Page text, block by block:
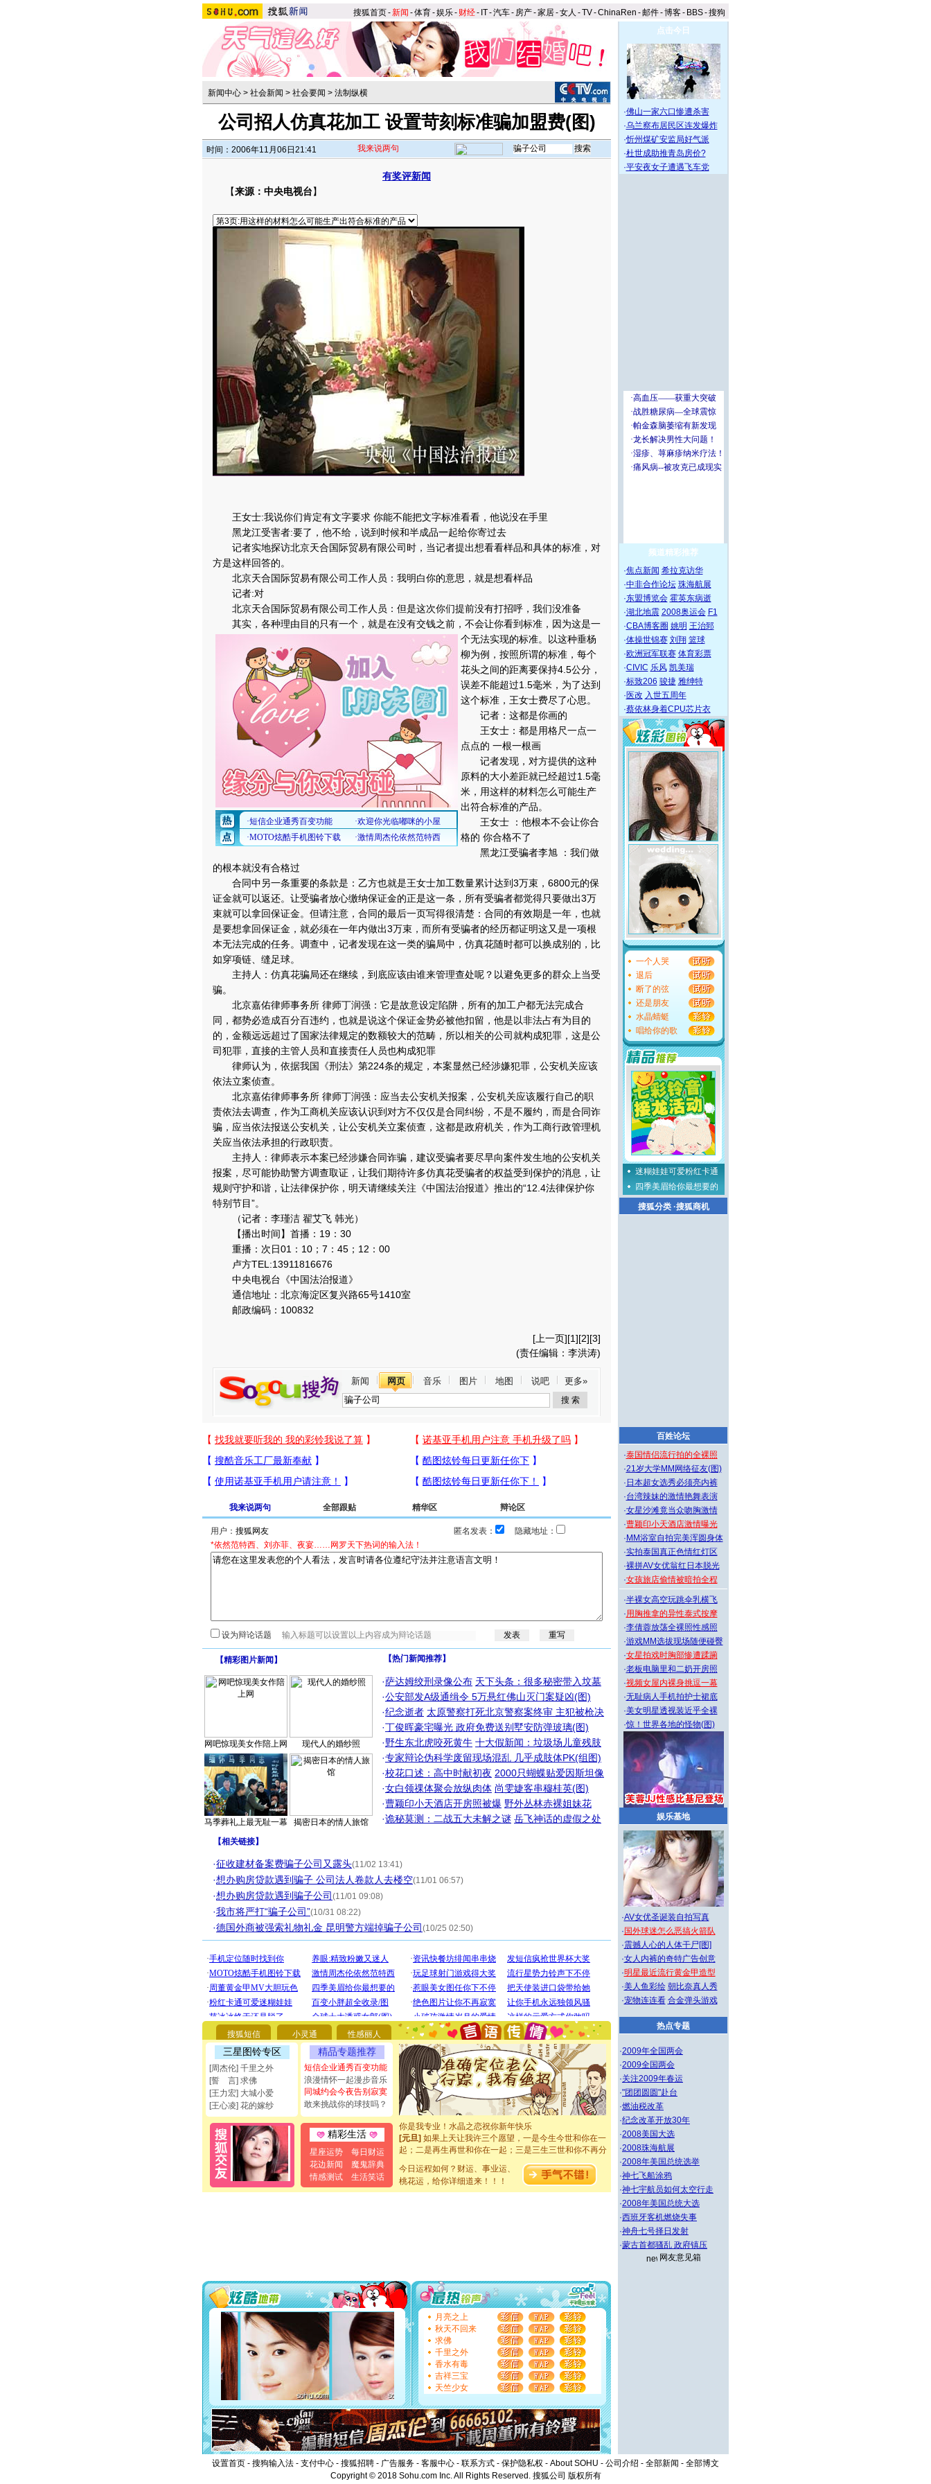
搜狐首页-新闻 -体育-娱乐- 财经- IT-汽车- 房产-家居-女人 -TV-ChinaRen -邮件-博客- BBS-搜狗
新闻中心 > 社会新闻 > 社会要闻 > 法制纵横
公司招人仿真花加工 设置苛刻标准骗加盟费(图)
时间：2006年11月06日21:41 我来说两句
有奖评新闻
【来源：中央电视台】
王女士:我说你们肯定有文字要求 你能不能把文字标准看看，他说没在手里
黑龙江受害者:要了，他不给，说到时候和半成品一起给你寄过去
记者实地探访北京天合国际贸易有限公司时，当记者提出想看看样品和具体的标准，对
方是这样回答的。
北京天合国际贸易有限公司工作人员：我明白你的意思，就是想看样品
记者:对
北京天合国际贸易有限公司工作人员：但是这次你们提前没有打招呼，我们没准备
其实，各种理由目的只有一个，就是在没有交钱之前，不会让你看到标准，因为这是一
个无法实现的标准。
以这种垂杨
柳为例，按照所谓的标准，每个
花头之间的距离要保持4.5公分，
误差不能超过1.5毫米，为了达到
这个标准，王女士费尽了心思。
记者：这都是你画的
王女士：都是用格尺一点一
点点的 一根一根画
记者发现，对方提供的这种
原料的大小差距就已经超过1.5毫
米，用这样的材料怎么可能生产
出符合标准的产品。
王女士 ：他根本不会让你合
格的 你合格不了
黑龙江受骗者李旭 ：我们做
的根本就没有合格过
合同中另一条重要的条款是：乙方也就是王女士加工数量累计达到3万束，6800元的保
证金就可以返还。让受骗者放心缴纳保证金的正是这一条，所有受骗者都觉得只要做出3万
束就可以拿回保证金。但请注意，合同的最后一页写得很清楚：合同的有效期是一年，也就
是要想拿回保证金，就必须在一年内做出3万束，而所有受骗者的经历都证明这又是一项根
本无法完成的任务。调查中，记者发现在这一类的骗局中，仿真花随时都可以换成别的，比
如穿项链、缝足球。
主持人：仿真花骗局还在继续，到底应该由谁来管理查处呢？以避免更多的群众上当受
骗。
北京嘉佑律师事务所 律师丁润强：它是故意设定陷阱，所有的加工户都无法完成合
同，都势必造成百分百违约，也就是说这个保证金势必被他扣留，他是以非法占有为目的
的，金额远远超过了国家法律规定的数额较大的范畴，所以相关的公司就构成犯罪，这是公
司犯罪，直接的主管人员和直接责任人员也构成犯罪
律师认为，依据我国《刑法》第224条的规定，本案显然已经涉嫌犯罪，公安机关应该
依法立案侦查。
北京嘉佑律师事务所 律师丁润强：应当去公安机关报案，公安机关应该履行自己的职
责依法去调查，作为工商机关应该认识到对方不仅仅是合同纠纷，不是不履约，而是合同诈
骗，应当依法报送公安机关，让公安机关立案侦查，这都是政府机关，作为工商行政管理机
关应当依法承担的行政职责。
主持人：律师表示本案已经涉嫌合同诈骗，建议受骗者要尽早向案件发生地的公安机关
报案，尽可能协助警方调查取证，让我们期待许多仿真花受骗者的权益受到保护的消息，让
规则守护和谐，让法律保护你，明天请继续关注《中国法治报道》推出的“12.4法律保护你
特别节目”。
（记者：李瑾洁 翟艾飞 韩光）
【播出时间】首播：19：30
重播：次日01：10；7：45；12：00
卢方TEL:13911816676
中央电视台《中国法治报道》
通信地址：北京海淀区复兴路65号1410室
邮政编码：100832
[ 上一页][1][2][3]
(责任编辑：李洪涛)
新闻 网页 音乐 图片 地图 说吧 更多»
我来说两句 全部跟贴 精华区 辩论区
用户： 匿名发表：
隐藏地址：
*依然范特西、刘亦菲、夜宴……网罗天下热词的输入法！
设为辩论话题
【精彩图片新闻 】
网吧惊现美女作陪上网 现代人的婚纱照
马季葬礼上最无耻一幕 揭密日本的情人旅馆
【热门新闻推荐】
·萨达姆绞刑录像公布 天下头条：很多秘密带入坟墓
·公安部发A级通缉令 5万悬红佛山灭门案疑凶(图)
·纪念逝者 太原警察打死北京警察案终审 主犯被枪决
·丁俊晖豪宅曝光 政府免费送别墅安防弹玻璃(图)
·野生东北虎咬死黄牛 十大假新闻：垃圾场儿童残肢
·专家辩论伪科学废留现场混乱 几乎成肢体PK(组图)
·校花口述：高中时献初夜 2000只蝴蝶贴爱因斯坦像
·女白领祼体聚会放纵肉体 尚雯婕客串穆桂英(图)
·曹颖印小天酒店开房照被爆 野外丛林赤裸姐妹花
·诡秘莫测：二战五大未解之谜 岳飞神话的虚假之处
【相关链接】
·征收建材备案费骗子公司又露头(11/02 13:41)
·想办购房贷款遇到骗子 公司法人卷款人去楼空(11/01 06:57)
·想办购房贷款遇到骗子公司 (11/01 09:08)
·我市将严打“骗子公司”(10/31 08:22)
·德国外商被强索礼物礼金 昆明警方端掉骗子公司 (10/25 02:50)
搜狐短信 小灵通 性感丽人
三星图铃专区
[周杰伦] 千里之外
[誓 言] 求佛
[王力宏] 大城小爱
[王心凌] 花的嫁纱
精品专题推荐
短信企业通秀百变功能
浪漫情怀一起漫步音乐
同城约会今夜告别寂寞
敢来挑战你的球技吗？
精彩生活
星座运势
每日财运
花边新闻
魔鬼辞典
情感测试
生活笑话
[圣诞节]圣诞节到了，想想没什么送给你的，又不打算给
你太多，只有给你五千万：千万快乐！千万要健康！千万
要平安！千万要知足！千万不要忘记我！
[圣诞节]不只这样的日子才会想起你,而是这样的日子才
能正大光明地骚扰你,告诉你,圣诞要快乐!新年要快乐!天天
都要快乐噢!
[圣诞节]奉上一颗祝福的心,在这个特别的日子里,愿幸福,
如意,快乐,鲜花,一切美好的祝愿与你同在.圣诞快乐!
[元旦]看到你我会触电；看不到你我要充电；没有你我会
断电。爱你是我职业，想你是我事业，抱你是我特长，吻
你是我专业！水晶之恋祝你新年快乐
[元旦]如果上天让我许三个愿望，一是今生今世和你在一
起；二是再生再世和你在一起；三是三生三世和你不再分
离。水晶之恋祝你新年快乐
[元旦]当我狠下心扭头离去那一刻，你在我身后无助地哭
泣，这痛楚让我明白我多么爱你。我转身抱住你：这猪不
你太多，只有给你五千万：千万快乐！千万要健康！千万
要平安！千万要知足！千万不要忘记我！
[圣诞节]不只这样的日子才会想起你,而是这样的日子才
能正大光明地骚扰你,告诉你,圣诞要快乐!新年要快乐!天天
都要快乐噢!
[圣诞节]奉上一颗祝福的心,在这个特别的日子里,愿幸福,
如意,快乐,鲜花,一切美好的祝愿与你同在.圣诞快乐!
[元旦]
看到你我会触电；看不到你我要充电；没有你我会
断电。爱你是我职业，想你是我事业，抱你是我特长，吻
你是我专业！水晶之恋祝你新年快乐
[元旦]
如果上天让我许三个愿望，一是今生今世和你在一
起；二是再生再世和你在一起；三是三生三世和你不再分
离。水晶之恋祝你新年快乐
[元旦]当我狠下心扭头离去那一刻，你在我身后无助地哭
泣，这痛楚让我明白我多么爱你。我转身抱住你：这猪不
卖了。水晶之恋祝你新年快乐。
[春节] 风柔雨润好月圆，半岛铁盒伴身边，每日尽显开心
今日运程如何？财运、事业运、
桃花运，给你详细道来！！！
月亮之上
秋天不回来
求佛
千里之外
香水有毒
吉祥三宝
天竺少女
点击今日
·佛山一家六口惨遭杀害
·乌兰察布居民区连发爆炸
·忻州煤矿安监局好气派
·杜世成助推青岛房价?
·平安夜女子遭遇飞车党
频道精彩推荐
·焦点新闻 希拉克访华
·中非合作论坛 珠海航展
·东盟博览会 霍英东病逝
·湖北地震 2008奥运会 F1
·CBA博客圈 姚明 王治郅
·体操世锦赛 刘翔 篮球
·欧洲冠军联赛 体育彩票
·CIVIC 乐风 凯美瑞
·标致206 骏捷 雅绅特
· 医改 入世五周年
·蔡依林身着CPU芯片衣
一个人哭
退后
断了的弦
还是朋友
水晶蜻蜓
唱给你的歌
迷糊娃娃可爱粉红卡通
四季美眉给你最想要的
搜狐分类·搜狐商机
百姓论坛
·泰国情侣流行拍的全裸照
·21岁大学MM网络征友(图)
· 日本超女选秀必须亮内裤
·台湾辣妹的激情艳舞表演
·女星沙滩竟当众吻胸激情
·曹颖印小天酒店激情曝光
· MM浴室自拍完美浑圆身体
·实拍泰国真正色情红灯区
·裸拼AV女优翁红日本脱光
·女孩旅店偷情被暗拍全程
·半裸女高空玩跳伞乳横飞
·用胸推拿的异性泰式按摩
·李倩蓉放荡全裸照性感照
·游戏MM选拔现场随便碰臀
·女星拍戏时胸部惨遭蹂躏
·老板电脑里和二奶开房照
·视频女屋内裸身挑逗一幕
·无耻病人手机拍护士裙底
·美女明星透视装近乎全裸
·惊！世界各地的怪物(图)
娱乐基地
·AV女优圣诞装自拍写真
· 国外球迷怎么恶搞火箭队
·震撼人心的人体干尸[图]
·女人内裤的奇特广告创意
·明星最近流行黄金甲造型
·美人鱼彩绘 朝比奈真人秀
·宠物连连看 合金弹头游戏
热点专题
·2009年全国两会
·2009全国两会
·关注2009年春运
·"团团圆圆"赴台
·燃油税改革
·纪念改革开放30年
·2008美国大选
·2008珠海航展
·2008年美国总统选举
·神七飞船涂鸦
·神七宇航员如何太空行走
·2008年美国总统大选
·西班牙客机燃烧失事
·神舟七号择日发射
·蒙古首都骚乱 政府镇压
网友意见箱
设置首页 - 搜狗输入法 - 支付中心 - 搜狐招聘 - 广告服务 - 客服中心 - 联系方式 - 保护隐私权 - About SOHU - 公司介绍 - 全部新闻 - 全部博文
Copyright © 2018 Sohu.com Inc. All Rights Reserved.搜狐公司 版权所有